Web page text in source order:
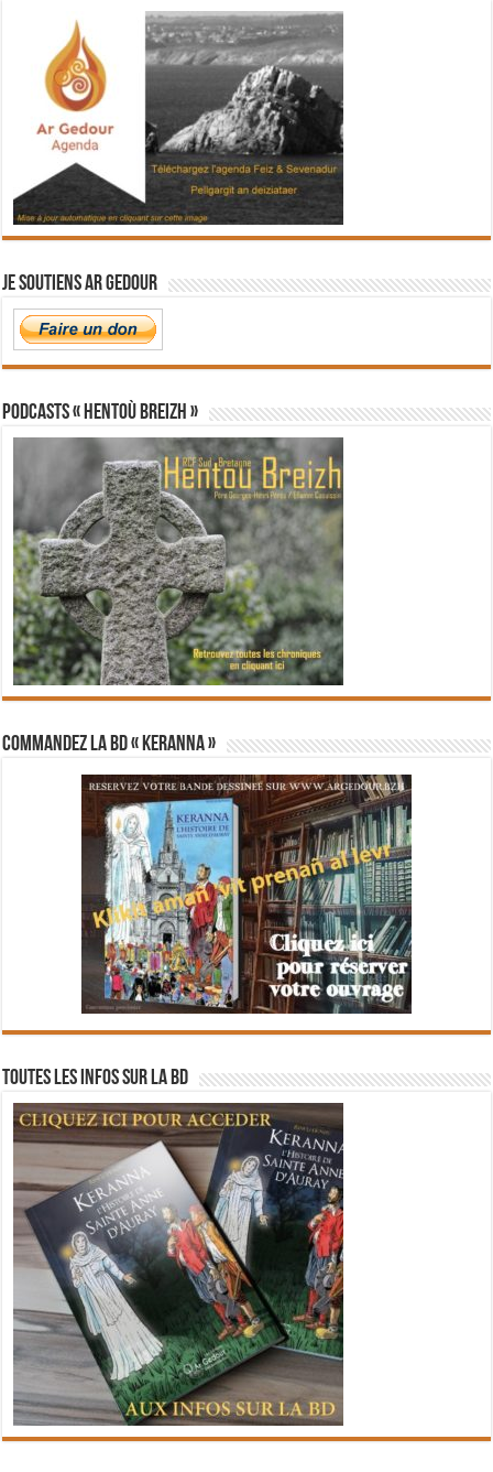
Je soutiens Ar Gedour
PODCASTS « Hentoù Breizh »
Commandez la BD « Keranna »
Toutes les infos sur la BD